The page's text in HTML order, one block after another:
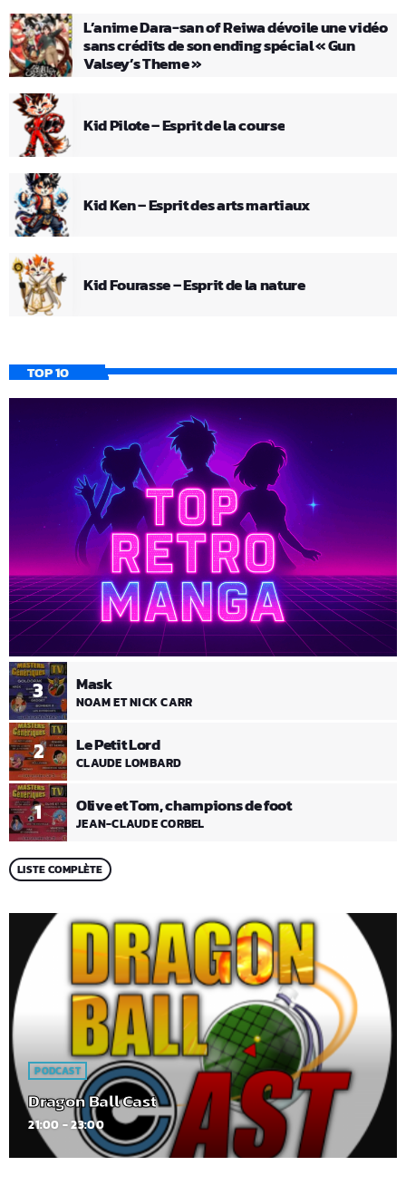
L’anime Dara-san of Reiwa dévoile une vidéo
sans crédits de son ending spécial « Gun
Valsey’s Theme »
Kid Pilote – Esprit de la course
Kid Ken – Esprit des arts martiaux
Kid Fourasse – Esprit de la nature
TOP 10
1 Olive et Tom, champions de foot
JEAN-CLAUDE CORBEL
2 Le Petit Lord
CLAUDE LOMBARD
3 Mask
NOAM ET NICK CARR
LISTE COMPLÈTE
PODCAST
Dragon Ball Cast
21:00 - 23:00